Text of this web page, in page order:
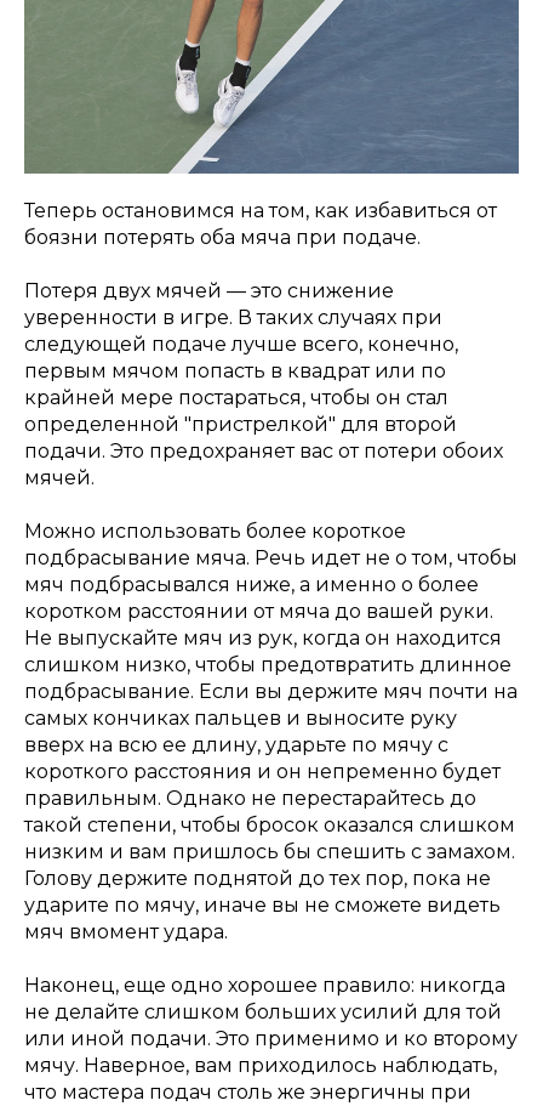
Теперь остановимся на том, как избавиться от
боязни потерять оба мяча при подаче.
Потеря двух мячей — это снижение
уверенности в игре. В таких случаях при
следующей подаче лучше всего, конечно,
первым мячом попасть в квадрат или по
крайней мере постараться, чтобы он стал
определенной "пристрелкой" для второй
подачи. Это предохраняет вас от потери обоих
мячей.
Можно использовать более короткое
подбрасывание мяча. Речь идет не о том, чтобы
мяч подбрасывался ниже, а именно о более
коротком расстоянии от мяча до вашей руки.
Не выпускайте мяч из рук, когда он находится
слишком низко, чтобы предотвратить длинное
подбрасывание. Если вы держите мяч почти на
самых кончиках пальцев и выносите руку
вверх на всю ее длину, ударьте по мячу с
короткого расстояния и он непременно будет
правильным. Однако не перестарайтесь до
такой степени, чтобы бросок оказался слишком
низким и вам пришлось бы спешить с замахом.
Голову держите поднятой до тех пор, пока не
ударите по мячу, иначе вы не сможете видеть
мяч вмомент удара.
Наконец, еще одно хорошее правило: никогда
не делайте слишком больших усилий для той
или иной подачи. Это применимо и ко второму
мячу. Наверное, вам приходилось наблюдать,
что мастера подач столь же энергичны при